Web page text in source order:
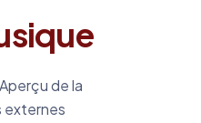
de la
externes